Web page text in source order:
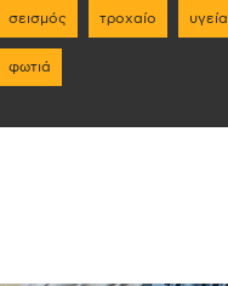
σεισμός τροχαίο υγεία
φωτιά